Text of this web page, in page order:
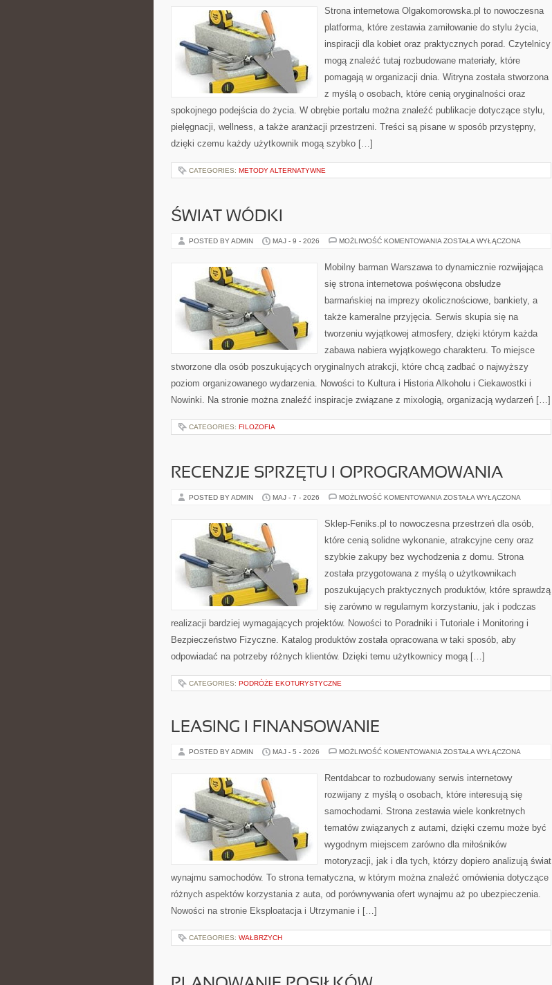
Strona internetowa Olgakomorowska.pl to nowoczesna
platforma, które zestawia zamiłowanie do stylu życia,
inspiracji dla kobiet oraz praktycznych porad. Czytelnicy
mogą znaleźć tutaj rozbudowane materiały, które
pomagają w organizacji dnia. Witryna została stworzona
z myślą o osobach, które cenią oryginalności oraz
spokojnego podejścia do życia. W obrębie portalu można znaleźć publikacje dotyczące stylu,
pielęgnacji, wellness, a także aranżacji przestrzeni. Treści są pisane w sposób przystępny,
dzięki czemu każdy użytkownik mogą szybko […]
CATEGORIES: METODY ALTERNATYWNE
ŚWIAT WÓDKI
POSTED BY ADMIN MAJ - 9 - 2026 MOŻLIWOŚĆ KOMENTOWANIA ŚWIAT
ZOSTAŁA WYŁĄCZONA
Mobilny barman Warszawa to dynamicznie rozwijająca
się strona internetowa poświęcona obsłudze
barmańskiej na imprezy okolicznościowe, bankiety, a
także kameralne przyjęcia. Serwis skupia się na
tworzeniu wyjątkowej atmosfery, dzięki którym każda
zabawa nabiera wyjątkowego charakteru. To miejsce
stworzone dla osób poszukujących oryginalnych atrakcji, które chcą zadbać o najwyższy
poziom organizowanego wydarzenia. Nowości to Kultura i Historia Alkoholu i Ciekawostki i
Nowinki. Na stronie można znaleźć inspiracje związane z mixologią, organizacją wydarzeń […]
CATEGORIES: FILOZOFIA
RECENZJE SPRZĘTU I OPROGRAMOWANIA
POSTED BY ADMIN MAJ - 7 - 2026 MOŻLIWOŚĆ KOMENTOWANIA RECENZJE
OPROGRAMOWANIA
ZOSTAŁA WYŁĄCZONA
Sklep-Feniks.pl to nowoczesna przestrzeń dla osób,
które cenią solidne wykonanie, atrakcyjne ceny oraz
szybkie zakupy bez wychodzenia z domu. Strona
została przygotowana z myślą o użytkownikach
poszukujących praktycznych produktów, które sprawdzą
się zarówno w regularnym korzystaniu, jak i podczas
realizacji bardziej wymagających projektów. Nowości to Poradniki i Tutoriale i Monitoring i
Bezpieczeństwo Fizyczne. Katalog produktów została opracowana w taki sposób, aby
odpowiadać na potrzeby różnych klientów. Dzięki temu użytkownicy mogą […]
CATEGORIES: PODRÓŻE EKOTURYSTYCZNE
LEASING I FINANSOWANIE
POSTED BY ADMIN MAJ - 5 - 2026 MOŻLIWOŚĆ KOMENTOWANIA LEASING
ZOSTAŁA WYŁĄCZONA
Rentdabcar to rozbudowany serwis internetowy
rozwijany z myślą o osobach, które interesują się
samochodami. Strona zestawia wiele konkretnych
tematów związanych z autami, dzięki czemu może być
wygodnym miejscem zarówno dla miłośników
motoryzacji, jak i dla tych, którzy dopiero analizują świat
wynajmu samochodów. To strona tematyczna, w którym można znaleźć omówienia dotyczące
różnych aspektów korzystania z auta, od porównywania ofert wynajmu aż po ubezpieczenia.
Nowości na stronie Eksploatacja i Utrzymanie i […]
CATEGORIES: WAŁBRZYCH